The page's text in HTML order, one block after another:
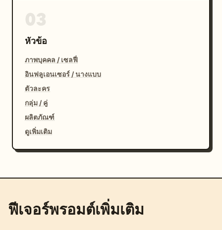
หัวข้อ
ภาพบุคคล / เซลฟี่
อินฟลูเอนเซอร์ / นางแบบ
ตัวละคร
กลุ่ม / คู่
ผลิตภัณฑ์
ดูเพิ่มเติม
ฟีเจอร์พรอมต์เพิ่มเติม